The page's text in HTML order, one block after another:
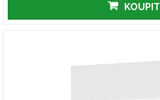
KOUPIT